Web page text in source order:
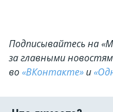
Подписывайтесь на
за главными
во«ВКонтакте» и